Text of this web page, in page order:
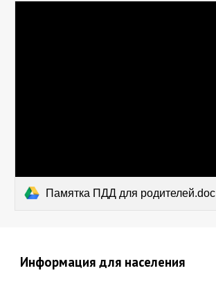
Памятка ПДД для родителей.doc
Информация для населения